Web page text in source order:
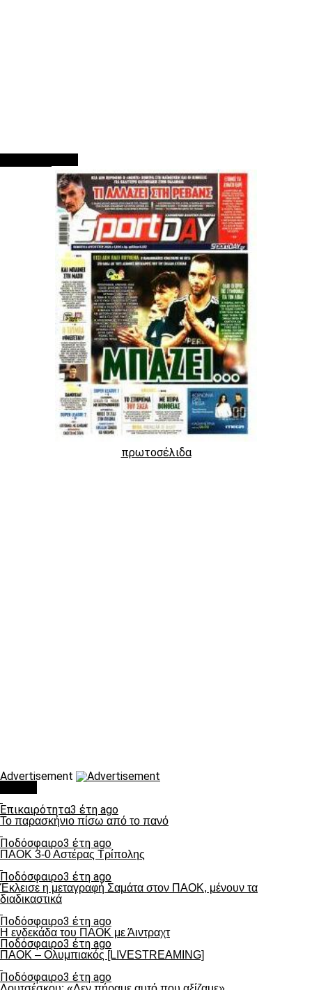
πρωτοσέλιδα
Advertisement
Επικαιρότητα3 έτη ago
Το παρασκήνιο πίσω από το πανό
Ποδόσφαιρο3 έτη ago
ΠΑΟΚ 3-0 Αστέρας Τρίπολης
Ποδόσφαιρο3 έτη ago
Έκλεισε η μεταγραφή Σαμάτα στον ΠΑΟΚ, μένουν τα
διαδικαστικά
Ποδόσφαιρο3 έτη ago
Η ενδεκάδα του ΠΑΟΚ με Άιντραχτ
Ποδόσφαιρο3 έτη ago
ΠΑΟΚ – Ολυμπιακός [LIVESTREAMING]
Ποδόσφαιρο3 έτη ago